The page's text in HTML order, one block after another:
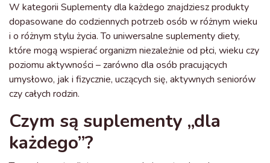
W kategorii Suplementy dla każdego znajdziesz produkty
dopasowane do codziennych potrzeb osób w różnym wieku
i o różnym stylu życia. To uniwersalne suplementy diety,
które mogą wspierać organizm niezależnie od płci, wieku czy
poziomu aktywności – zarówno dla osób pracujących
umysłowo, jak i fizycznie, uczących się, aktywnych seniorów
czy całych rodzin.
Czym są suplementy „dla
każdego”?